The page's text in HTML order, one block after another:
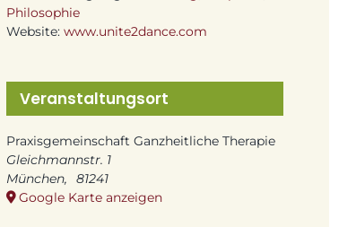
Philosophie
Website: www.unite2dance.com
Veranstaltungsort
Praxisgemeinschaft Ganzheitliche Therapie
Gleichmannstr. 1
München,
81241
Google Karte anzeigen